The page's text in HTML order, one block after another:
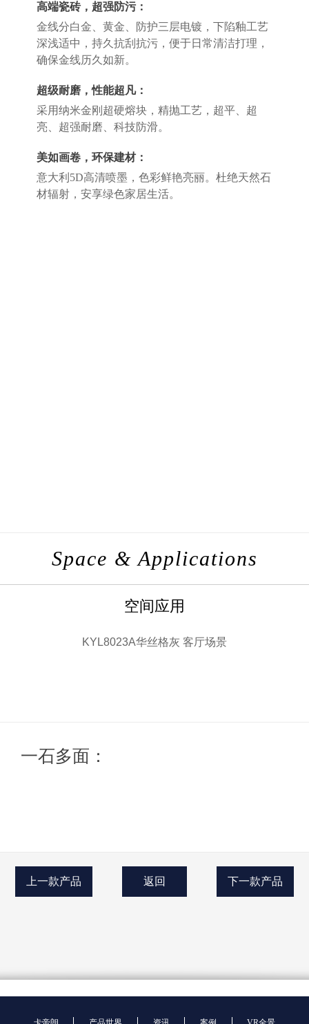
高端瓷砖，超强防污：
金线分白金、黄金、防护三层电镀，下陷釉工艺
深浅适中，持久抗刮抗污，便于日常清洁打理，
确保金线历久如新。
超级耐磨，性能超凡：
采用纳米金刚超硬熔块，精抛工艺，超平、超
亮、超强耐磨、科技防滑。
美如画卷，环保建材：
意大利5D高清喷墨，色彩鲜艳亮丽。杜绝天然石
材辐射，安享绿色家居生活。
Space & Applications
空间应用
KYL8023A华丝格灰 客厅场景
一石多面：
上一款产品 返回 下一款产品